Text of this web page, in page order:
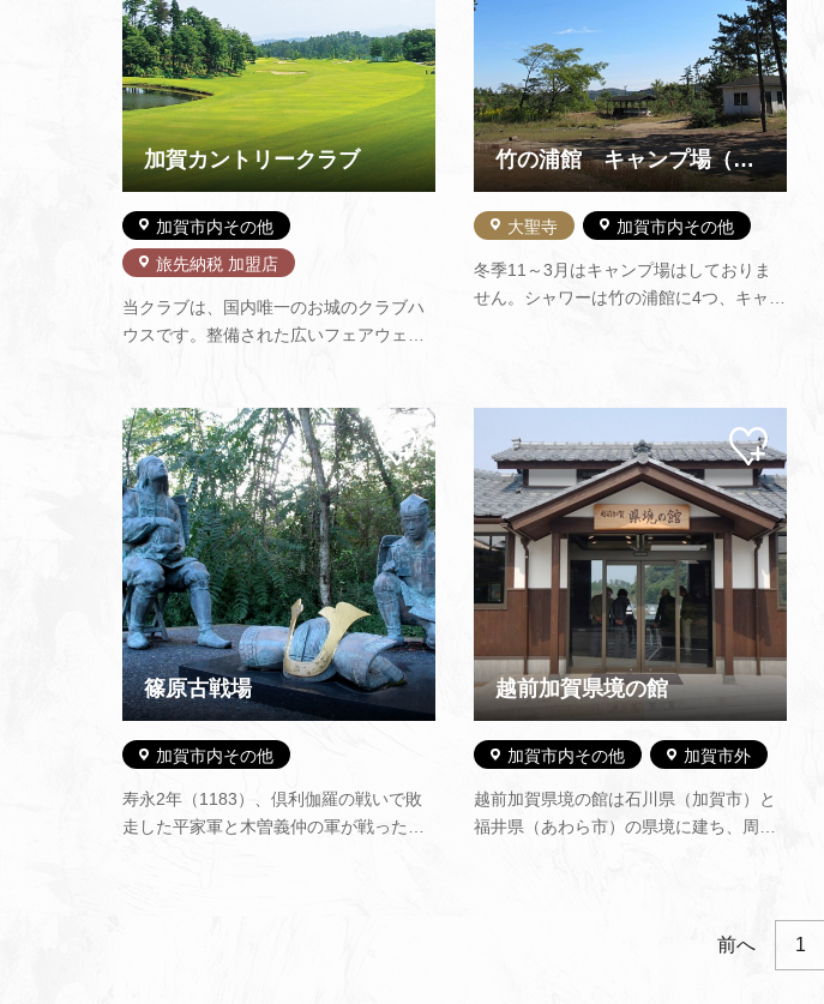
加賀カントリークラブ
加賀市内その他
旅先納税 加盟店
当クラブは、国内唯一のお城のクラブハ
ウスです。整備された広いフェアウェイ
すのでぜひご堪能くださいませ。 皆様の
お越しを心よりお待ちしております。
竹の浦館 キャンプ場（閉鎖）
大聖寺 加賀市内その他
冬季11～3月はキャンプ場はしておりま
せん。シャワーは竹の浦館に4つ、キャン
は事前にご予約（竹の浦館 0761-73-
8812まで）下さい。※2025年3月31日
を…
篠原古戦場
加賀市内その他
寿永2年（1183）、倶利伽羅の戦いで敗
走した平家軍と木曽義仲の軍が戦った源
マイ
ペー
ジに
追加
越前加賀県境の館
加賀市内その他 加賀市外
越前加賀県境の館は石川県（加賀市）と
福井県（あわら市）の県境に建ち、周辺
物の鹿島の森と、北潟湖の景色が広がり
マイ
ペー
ジに
追加
前へ 1